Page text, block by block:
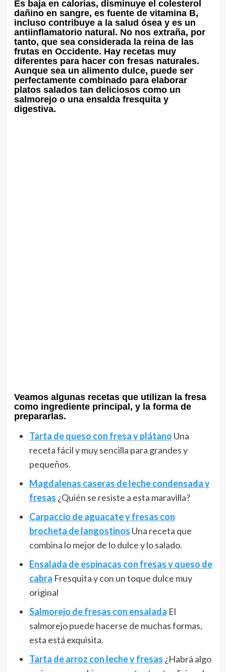
Es baja en calorías, disminuye el colesterol
dañino en sangre, es fuente de vitamina B,
incluso contribuye a la salud ósea y es un
antiinflamatorio natural. No nos extraña, por
tanto, que sea considerada la reina de las
frutas en Occidente. Hay recetas muy
diferentes para hacer con fresas naturales.
Aunque sea un alimento dulce, puede ser
perfectamente combinado para elaborar
platos salados tan deliciosos como un
salmorejo o una ensalda fresquita y
digestiva.
Veamos algunas recetas que utilizan la fresa
como ingrediente principal, y la forma de
prepararlas.
Tarta de queso con fresa y plátano Una
receta fácil y muy sencilla para grandes y
pequeños.
Magdalenas caseras de leche condensada y
fresas ¿Quién se resiste a esta maravilla?
Carpaccio de aguacate y fresas con
brocheta de langostinos Una receta que
combina lo mejor de lo dulce y lo salado.
Ensalada de espinacas con fresas y queso de
cabra Fresquita y con un toque dulce muy
original
Salmorejo de fresas con ensalada El
salmorejo puede hacerse de muchas formas,
esta está exquisita.
Tarta de arroz con leche y fresas ¿Habrá algo